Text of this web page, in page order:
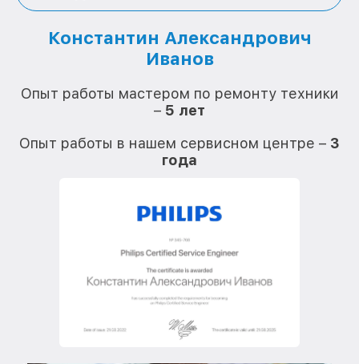
Константин Александрович
Иванов
Опыт работы мастером по ремонту техники
– 5 лет
Опыт работы в нашем сервисном центре – 3
года